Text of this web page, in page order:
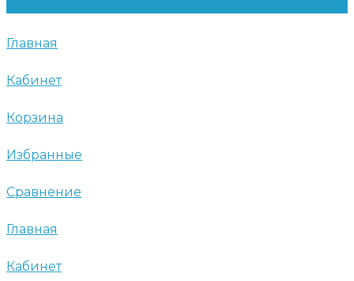
Главная
Кабинет
Корзина
Избранные
Сравнение
Главная
Кабинет